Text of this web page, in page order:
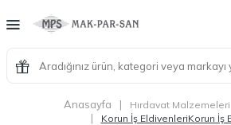
Anasayfa | Hırdavat Malzemeleri
| Korun İş EldivenleriKorun İş